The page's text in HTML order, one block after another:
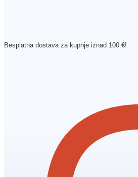
Besplatna dostava za kupnje iznad 100 €!